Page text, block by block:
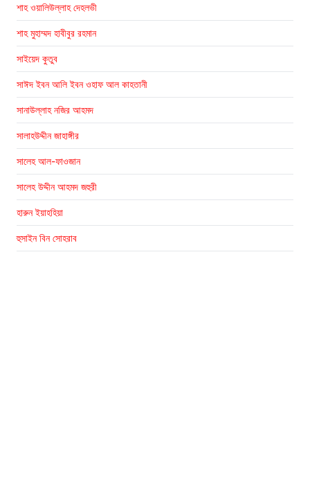
শাহ ওয়ালিউল্লাহ দেহলভী
শাহ মুহাম্মদ হাবীবুর রহমান
সাইয়েদ কুতুব
সাঈদ ইবন আলি ইবন ওহাফ আল কাহতানী
সানাউল্লাহ নজির আহমদ
সালাহউদ্দীন জাহাঙ্গীর
সালেহ আল-ফাওজান
সালেহ উদ্দীন আহমদ জহুরী
হারুন ইয়াহহিয়া
হুসাইন বিন সোহরাব